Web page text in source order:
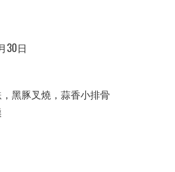
30日
黑豚叉燒，蒜香小排骨